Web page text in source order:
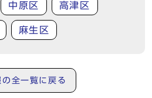
中原区 高津区
麻生区
全一覧に戻る